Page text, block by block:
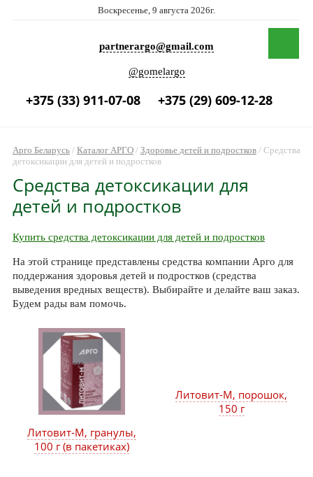
Воскресенье, 9 августа 2026г.
partnerargo@gmail.com
@gomelargo
+375 (33) 911-07-08 +375 (29) 609-12-28
Арго Беларусь/ Каталог АРГО/ Здоровье детей и подростков/ Средства
детоксикации для детей и подростков
Средства детоксикации для
детей и подростков
Купить средства детоксикации для детей и подростков
На этой странице представлены средства компании Арго для
поддержания здоровья детей и подростков (средства
выведения вредных веществ). Выбирайте и делайте ваш заказ.
Будем рады вам помочь.
Литовит-М, гранулы,
100 г (в пакетиках)
Литовит-М, порошок,
150 г